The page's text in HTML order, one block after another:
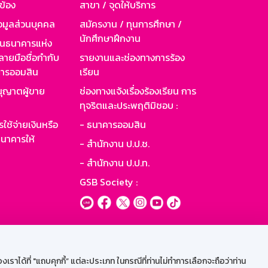
ได้ที่ "แถบคุกกี้” แต่ละประเภท ในกรณีที่ท่านไม่ทำการเลือกจะถือว่าท่าน
อง
มูลส่วนบุคคล
นาคารแห่ง
ายมือชื่อกำกับ
รออมสิน
ญาตผู้ขาย
ช้จ่ายเงินหรือ
คารให้
สาขา / จุดให้บริการ
สมัครงาน / ทุนการศึกษา /
นักศึกษาฝึกงาน
รายงานและช่องทางการร้อง
เรียน
ช่องทางแจ้งเรื่องร้องเรียน การ
ทุจริตและประพฤติมิชอบ :
- ธนาคารออมสิน
- สำนักงาน ป.ป.ช.
- สำนักงาน ป.ป.ท.
GSB Society :